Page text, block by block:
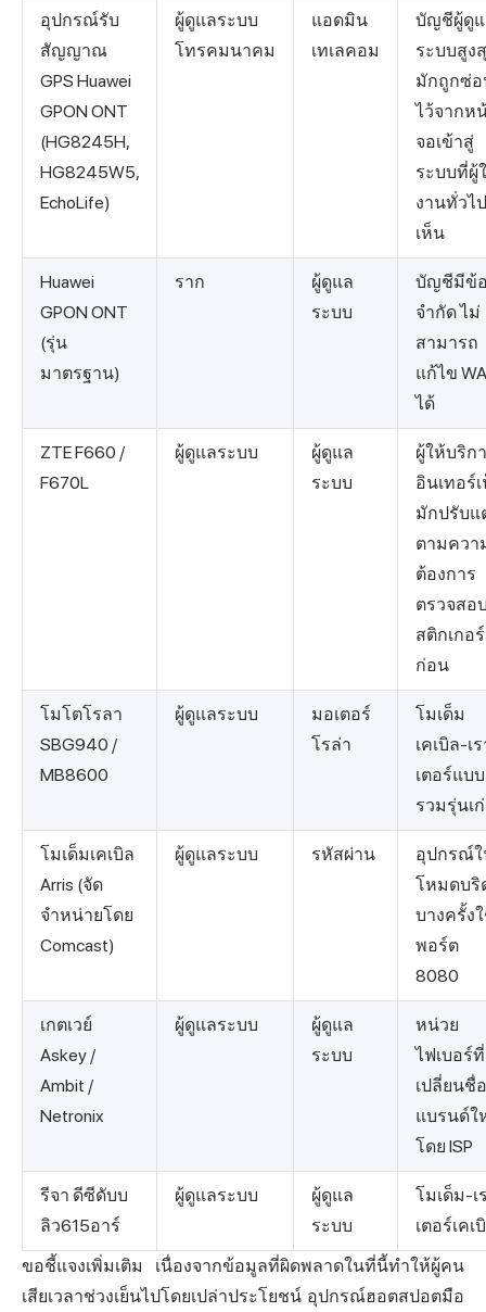
อุปกรณ์รับ
สัญญาณ
GPS Huawei
GPON ONT
(HG8245H,
HG8245W5,
EchoLife)
ผู้ดูแลระบบ
โทรคมนาคม
แอดมิน
เทเลคอม
บัญชีผู้ดู
ระบบสูง
มักถูกซ่
ไว้จากห
จอเข้าสู่
ระบบที่ผู้
งานทั่วไป
เห็น
Huawei
GPON ONT
(รุ่น
มาตรฐาน)
ราก
ผู้ดูแล
ระบบ
บัญชีมีข้
จำกัด ไม่
สามารถ
แก้ไข
ได้
ZTE F660 /
F670L
ผู้ดูแลระบบ
ผู้ดูแล
ระบบ
ผู้ให้บริก
อินเทอร์
มักปรับแ
ตามควา
ต้องการ
ตรวจสอ
สติกเกอร์
ก่อน
โมโตโรลา
SBG940 /
MB8600
ผู้ดูแลระบบ
มอเตอร์
โรล่า
โมเด็ม
เคเบิล-เ
เตอร์แบบ
รวมรุ่นเ
โมเด็มเคเบิล
Arris (จัด
จำหน่ายโดย
Comcast)
ผู้ดูแลระบบ รหัสผ่าน
อุปกรณ์
โหมดบริ
บางครั้ง
พอร์ต
8080
เกตเวย์
Askey /
Ambit /
Netronix
ผู้ดูแลระบบ
ผู้ดูแล
ระบบ
หน่วย
ไฟเบอร์ที่
เปลี่ยนชื่อ
แบรนด์ใ
โดย ISP
รีจา ดีซีดับบ
ลิว615อาร์
ผู้ดูแลระบบ
ผู้ดูแล
ระบบ
โมเด็ม-เ
เตอร์เคเ
ขอชี้แจงเพิ่มเติม เนื่องจากข้อมูลที่ผิดพลาดในที่นี้ทำให้ผู้คน
เสียเวลาช่วงเย็นไปโดยเปล่าประโยชน์ อุปกรณ์ฮอตสปอตมือ